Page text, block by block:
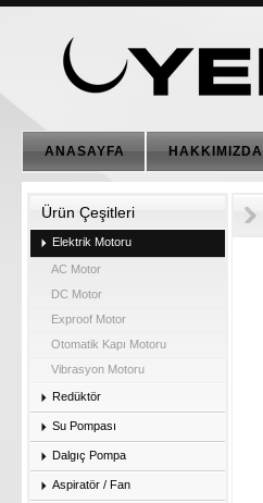
ANASAYFA HAKKIMIZDA
Ürün Çeşitleri
Elektrik Motoru
AC Motor
DC Motor
Exproof Motor
Otomatik Kapı Motoru
Vibrasyon Motoru
Redüktör
Su Pompası
Dalgıç Pompa
Aspiratör / Fan